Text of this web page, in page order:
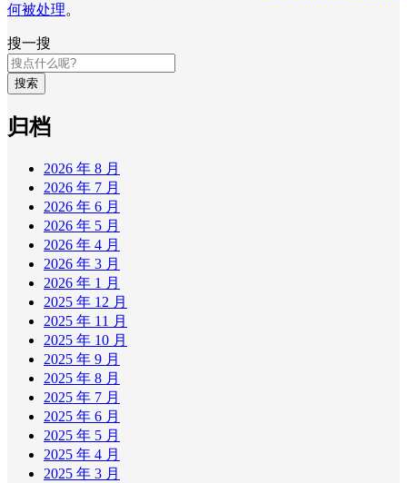
何被处理。
搜一搜
搜索
归档
2026 年 8 月
2026 年 7 月
2026 年 6 月
2026 年 5 月
2026 年 4 月
2026 年 3 月
2026 年 1 月
2025 年 12 月
2025 年 11 月
2025 年 10 月
2025 年 9 月
2025 年 8 月
2025 年 7 月
2025 年 6 月
2025 年 5 月
2025 年 4 月
2025 年 3 月